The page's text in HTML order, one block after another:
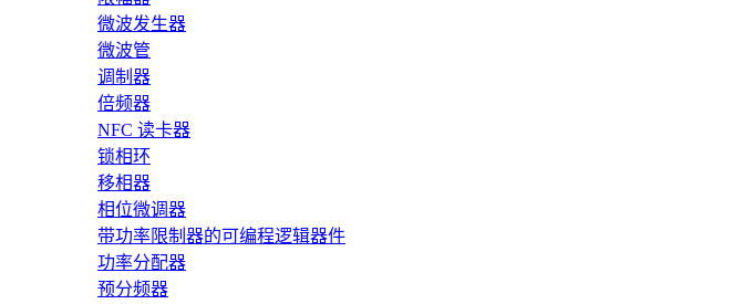
微波发生器
微波管
调制器
倍频器
NFC 读卡器
锁相环
移相器
相位微调器
带功率限制器的可编程逻辑器件
功率分配器
预分频器